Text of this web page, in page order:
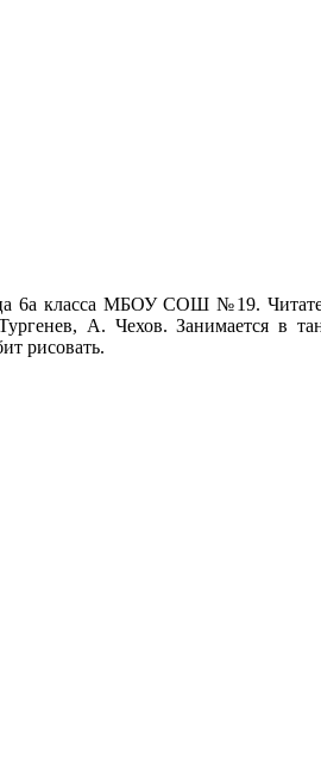
6а класса МБОУ СОШ №19.
А. Чехов. Занимается в
рисовать.